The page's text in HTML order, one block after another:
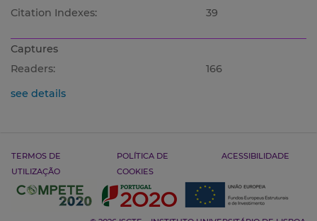
Citation Indexes:
39
Captures
Readers:
166
see details
TERMOS DE
UTILIZAÇÃO
POLÍTICA DE
COOKIES
ACESSIBILIDADE